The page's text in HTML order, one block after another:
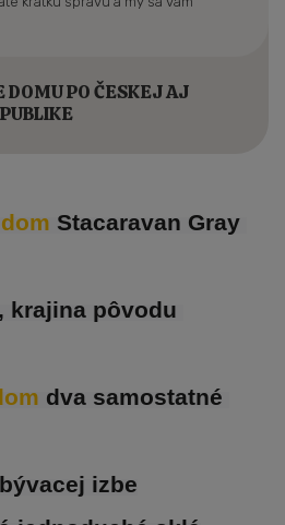
DOMU PO ČESKEJ AJ
Stacaravan Gray
krajina pôvodu
dva samostatné
izbe